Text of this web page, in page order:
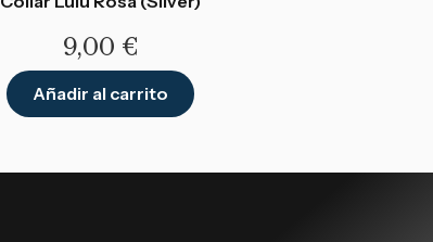
9,00 €
Añadir al carrito